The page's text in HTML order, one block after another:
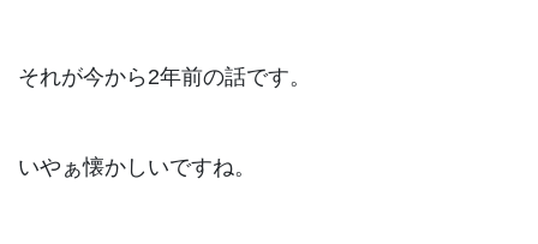
それが今から2年前の話です。
いやぁ懐かしいですね。